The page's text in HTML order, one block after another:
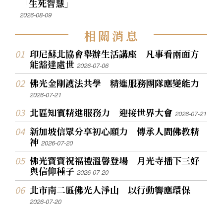
「生死智慧」
2026-08-09
相關消息
印尼蘇北協會舉辦生活講座 凡事看兩面方
能豁達處世2026-07-06
佛光金剛護法共學 精進服務團隊應變能力
2026-07-21
北區知賓精進服務力 迎接世界大會2026-07-21
新加坡信眾分享初心願力 傳承人間佛教精
神2026-07-20
佛光寶寶祝福禮溫馨登場 月光寺播下三好
與信仰種子2026-07-20
北市南二區佛光人淨山 以行動響應環保
2026-07-20